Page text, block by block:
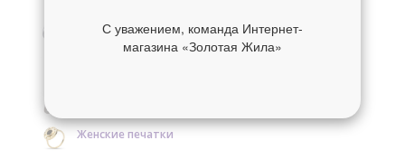
Помолвочные кольца
Женские печатки
С уважением, команда Интернет-
магазина «Золотая Жила»